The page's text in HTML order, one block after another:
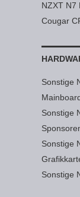
NZXT N7
Cougar
Sonstige
Sonstige
Sonstige
Sonstige